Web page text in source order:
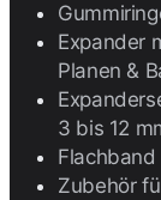
Expander
Planen &
3 bis 12
Zubehör